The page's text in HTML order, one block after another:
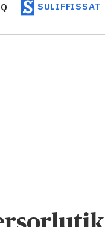
SULIFFISSAT